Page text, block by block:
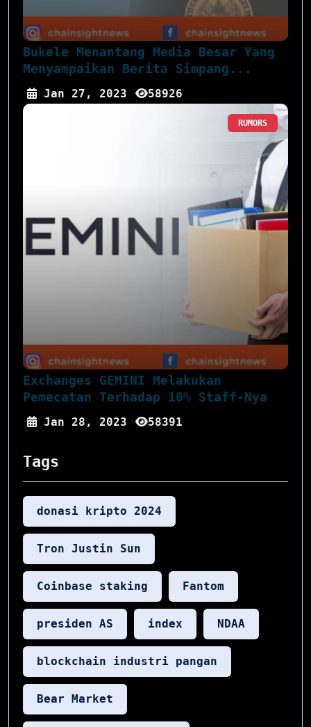
Bukele Menantang Media Besar Yang
Menyampaikan Berita Simpang...
Jan 27, 2023 58926
RUMORS
Exchanges GEMINI Melakukan
Pemecatan Terhadap 10% Staff-Nya
Jan 28, 2023 58391
Tags
donasi kripto 2024
Tron Justin Sun
Coinbase staking Fantom
presiden AS index NDAA
blockchain industri pangan
Bear Market